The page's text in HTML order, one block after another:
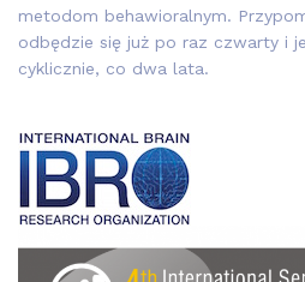
metodom behawioralnym.
odbędzie się już po raz czwarty i
cyklicznie, co dwa lata.